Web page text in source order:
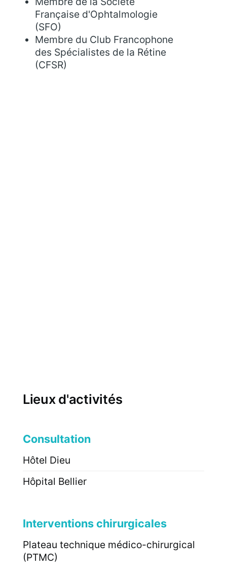
Française d'Ophtalmologie
(SFO)
Membre du Club Francophone
des Spécialistes de la Rétine
(CFSR)
Lieux d'activités
Consultation
Hôtel Dieu
Hôpital Bellier
Interventions chirurgicales
Plateau technique médico-chirurgical
(PTMC)